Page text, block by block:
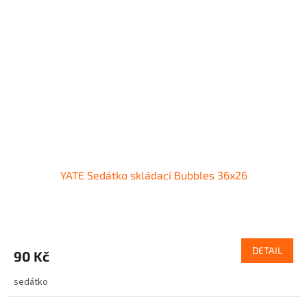
YATE Sedátko skládací Bubbles 36x26
90 Kč DETAIL
sedátko